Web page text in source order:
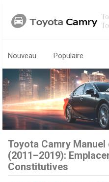
Nouveau Populaire
Toyota Camry
(2011–2019):
Constitutives